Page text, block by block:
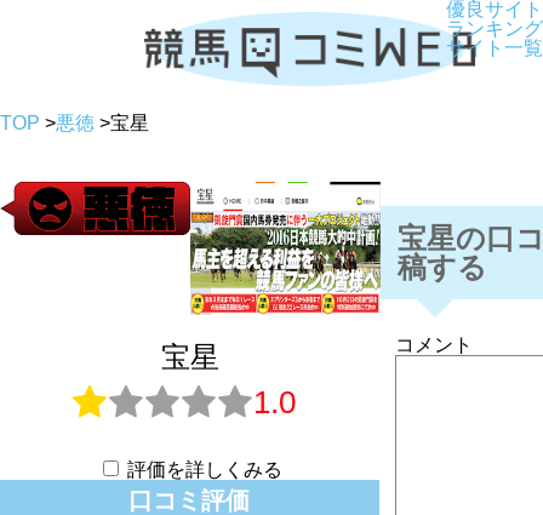
優良サイト
ランキング
サイト一覧
TOP >悪徳 >宝星
宝星
1.0
評価を詳しくみる
口コミ評価
宝星の口
稿する
コメント